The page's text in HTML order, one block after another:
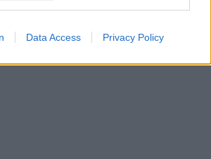
Data Access Privacy Policy